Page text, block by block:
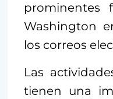
prominentes
Washington
los correos
Las
tienen una